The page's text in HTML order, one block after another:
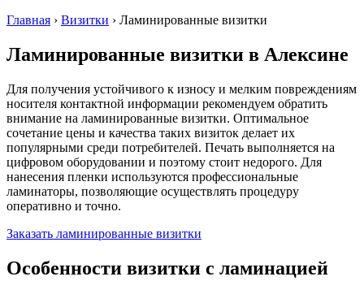
Главная › Визитки › Ламинированные визитки
Ламинированные визитки в Алексине
Для получения устойчивого к износу и мелким повреждениям
носителя контактной информации рекомендуем обратить
внимание на ламинированные визитки. Оптимальное
сочетание цены и качества таких визиток делает их
популярными среди потребителей. Печать выполняется на
цифровом оборудовании и поэтому стоит недорого. Для
нанесения пленки используются профессиональные
ламинаторы, позволяющие осуществлять процедуру
оперативно и точно.
Заказать ламинированные визитки
Особенности визитки с ламинацией